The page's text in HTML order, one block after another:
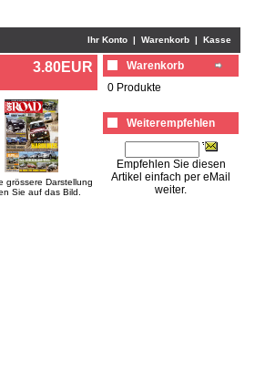
Ihr Konto | Warenkorb | Kasse
3.80EUR
grössere Darstellung
Sie auf das Bild.
Warenkorb
0 Produkte
Weiterempfehlen
Empfehlen Sie diesen
Artikel einfach per eMail
weiter.